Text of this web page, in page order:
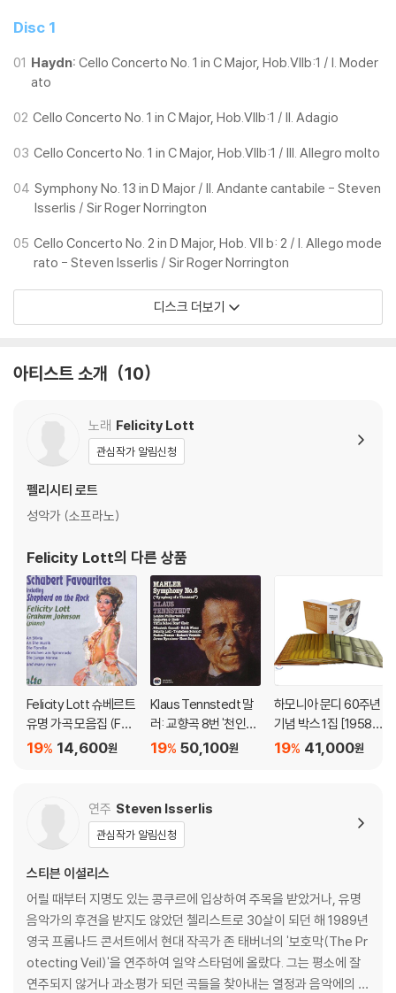
Disc 1
01 Haydn: Cello Concerto No. 1 in C Major, Hob.VIIb:1 / I. Moder
ato
02 Cello Concerto No. 1 in C Major, Hob.VIIb:1 / II. Adagio
03 Cello Concerto No. 1 in C Major, Hob.VIIb:1 / III. Allegro molto
04 Symphony No. 13 in D Major / II. Andante cantabile - Steven
Isserlis / Sir Roger Norrington
05 Cello Concerto No. 2 in D Major, Hob. VII b: 2 / I. Allego mode
rato - Steven Isserlis / Sir Roger Norrington
디스크 더보기
아티스트 소개 10
노래 Felicity Lott
관심작가 알림신청
펠리시티 로트
성악가 (소프라노)
Felicity Lott의 다른 상품
Felicity Lott 슈베르트
유명 가곡 모음집 (Feli
city Lott sings Schu
14,600원
19%
Klaus Tennstedt 말
러: 교향곡 8번 '천인교
향곡' (Mahler: Symp
클라우스 텐슈테트
50,100원
19%
하모니아 문디 60주년
기념 박스 1집 [1958-1
988 혁명의 시대] (Ge
41,000원
19%
연주 Steven Isserlis
관심작가 알림신청
스티븐 이셜리스
어릴 때부터 지명도 있는 콩쿠르에 입상하여 주목을 받았거나, 유명
음악가의 후견을 받지도 않았던 첼리스트로 30살이 되던 해 1989년
영국 프롬나드 콘서트에서 현대 작곡가 존 태버너의 '보호막(The Pr
otecting Veil)'을 연주하여 일약 스타덤에 올랐다. 그는 평소에 잘
연주되지 않거나 과소평가 되던 곡들을 찾아내는 열정과 음악에의 헌